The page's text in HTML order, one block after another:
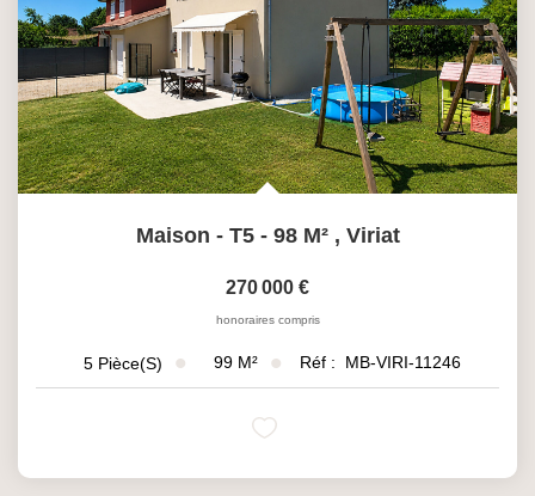
Nos Actualités
Avis Clients
CONTACT
Maison - T5 - 98 M² , Viriat
270 000 €
honoraires compris
5 Pièce(s) 99 M² Réf : MB-VIRI-11246